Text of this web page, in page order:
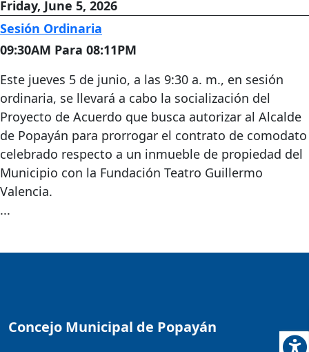
Friday, June 5, 2026
Sesión Ordinaria
09:30AM Para 08:11PM
Este jueves 5 de junio, a las 9:30 a. m., en sesión
ordinaria, se llevará a cabo la socialización del
Proyecto de Acuerdo que busca autorizar al Alcalde
de Popayán para prorrogar el contrato de comodato
celebrado respecto a un inmueble de propiedad del
Municipio con la Fundación Teatro Guillermo
Valencia.
...
Concejo Municipal de Popayán